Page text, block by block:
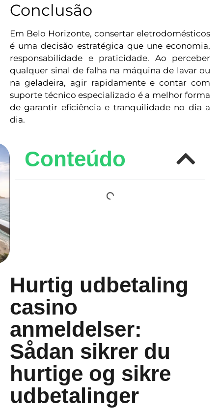
Conclusão
Em Belo Horizonte, consertar eletrodomésticos
é uma decisão estratégica que une economia,
responsabilidade e praticidade. Ao perceber
qualquer sinal de falha na máquina de lavar ou
na geladeira, agir rapidamente e contar com
suporte técnico especializado é a melhor forma
de garantir eficiência e tranquilidade no dia a
dia.
Conteúdo
Hurtig udbetaling
casino
anmeldelser:
Sådan sikrer du
hurtige og sikre
udbetalinger